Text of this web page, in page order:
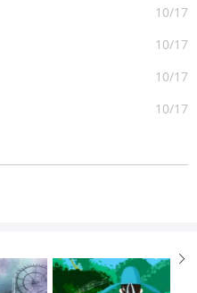
10/17
10/17
10/17
10/17
